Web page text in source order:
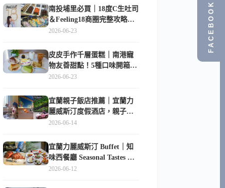
南投埔里必買｜18度C生吐司
＆Feeling18商圈完整攻略，
在地人帶路這樣逛
2026-06-23
皮皮手作千層蛋糕｜南港寵
物友善甜點！5種口味開箱，
比Lady M便宜一半的台北隱
2026-06-23
宜蘭親子飯店推薦｜宜蘭力
麗威斯汀度假酒店，親子
房、Buffet、泳池、兒童俱樂
2026-06-14
宜蘭力麗威斯汀 Buffet｜知
味西餐廳 Seasonal Tastes 晚
餐早餐吃什麼？
2026-06-12
FACEBOOK